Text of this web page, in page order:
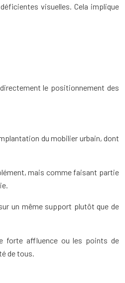
visuelles. Cela implique
le positionnement des
du mobilier urbain, dont
mais comme faisant partie
un même support plutôt que de
forte affluence ou les points de
de tous.